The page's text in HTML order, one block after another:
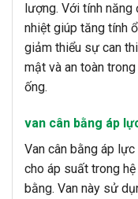
lượng. Với tính năng
nhiệt giúp tăng tính
giảm thiểu sự can
mật và an toàn
ống.
van cân bằng áp
Van cân bằng áp
cho áp suất trong
bằng. Van này sử